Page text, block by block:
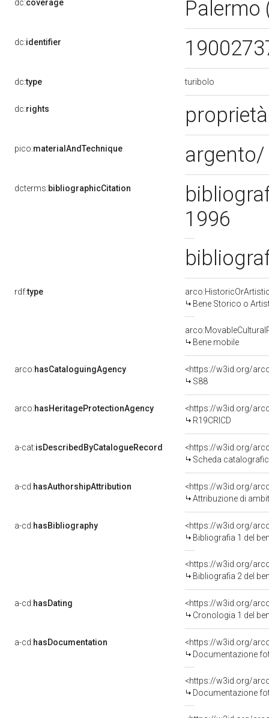
dc:coverage Palermo
dc:identifier
dc:type turibolo
dc:rights
pico:materialAndTechnique argento/
dcterms:bibliographicCitation
1996
rdf:type
Bene Storico o
Bene mobile
arco:hasCataloguingAgency
<https://w3id.org/
S88
arco:hasHeritageProtectionAgency
<https://w3id.org/
R19CRICD
a-cat:isDescribedByCatalogueRecord
<https://w3id.org/
Scheda
a-cd:hasAuthorshipAttribution
<https://w3id.org/
Attribuzione di
a-cd:hasBibliography
<https://w3id.org/
Bibliografia 1 del
<https://w3id.org/
Bibliografia 2 del
a-cd:hasDating
<https://w3id.org/
Cronologia 1 del
a-cd:hasDocumentation
Documentazione
Documentazione